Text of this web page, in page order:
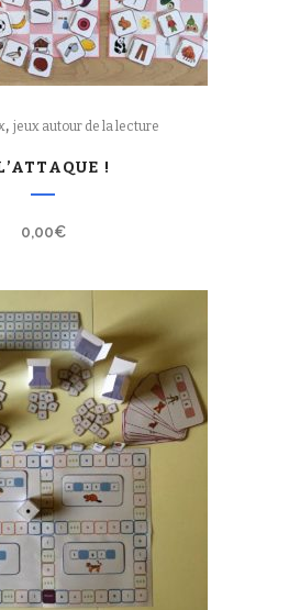
, jeux autour de la lecture
!
0,00€